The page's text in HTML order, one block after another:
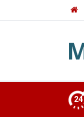
24
Arabistan'a Gidiyor